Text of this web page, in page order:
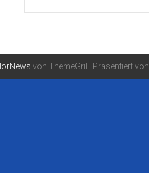
von ThemeGrill. Präsentiert von